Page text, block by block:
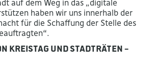
auf dem Weg in das „digitale
haben wir uns innerhalb der
für die Schaffung der Stelle des
Kreistag und Stadträten –